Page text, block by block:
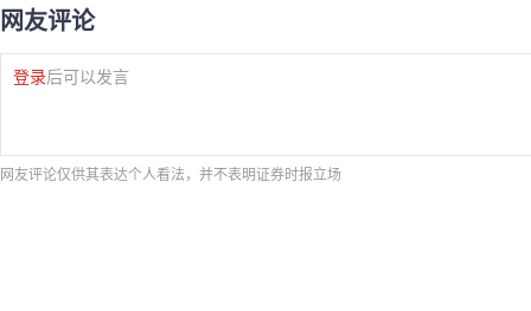
网友评论
登录后可以发言
网友评论仅供其表达个人看法，并不表明证券时报立场